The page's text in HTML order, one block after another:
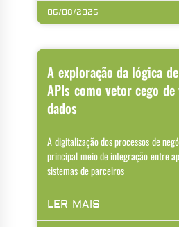
06/08/2026
A exploração da lógica
APIs como vetor cego de
dados
A digitalização dos processos de
principal meio de integração entre
sistemas de parceiros
LER MAIS